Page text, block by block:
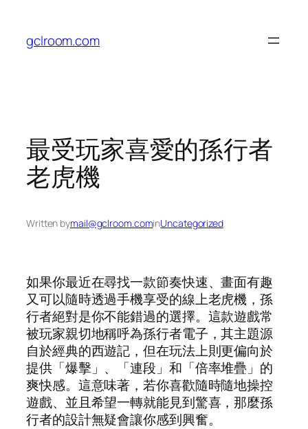
content
gclroom.com
最受玩家喜愛的孫行者
老虎機
Written bymail@gclroom.cominUncategorized
如果你最近在尋找一款節奏快速、畫面有趣
又可以隨時透過手機享受的線上老虎機，孫
行者絕對是你不能錯過的選擇。這款遊戲常
被玩家親切地稱呼為孫行者電子，其主題源
自於經典的西遊記，但在玩法上則更偏向於
提供「爆擊」、「連段」和「倍率堆疊」的
爽快感。這意味著，若你喜歡隨時隨地操控
遊戲、並且希望一轉就能見到驚喜，那麼孫
行者的設計無疑會讓你感到興奮。